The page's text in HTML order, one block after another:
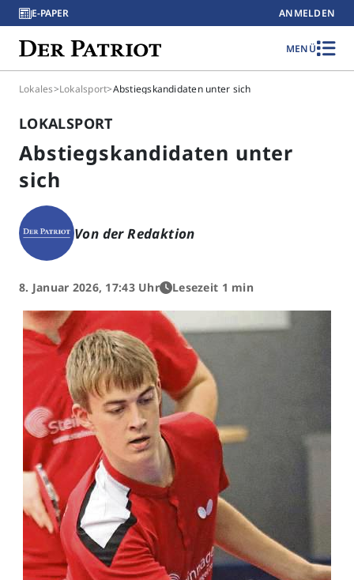
E-PAPER ANMELDEN
MENÜ
Lokales>Lokalsport>Abstiegskandidaten unter sich
LOKALSPORT
Abstiegskandidaten unter
sich
Von der Redaktion
8. Januar 2026, 17:43 Uhr Lesezeit 1 min